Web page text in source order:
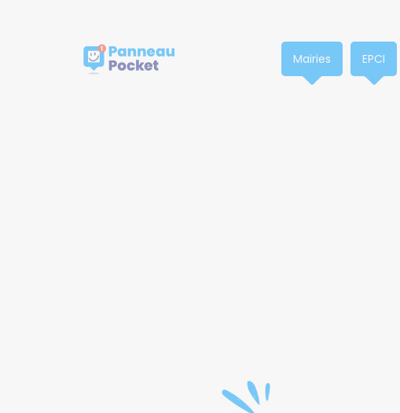
Mairies EPCI